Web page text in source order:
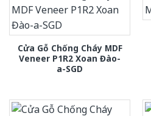
Cửa Gỗ Chống Cháy MDF
Veneer P1R2 Xoan Đào-
a-SGD